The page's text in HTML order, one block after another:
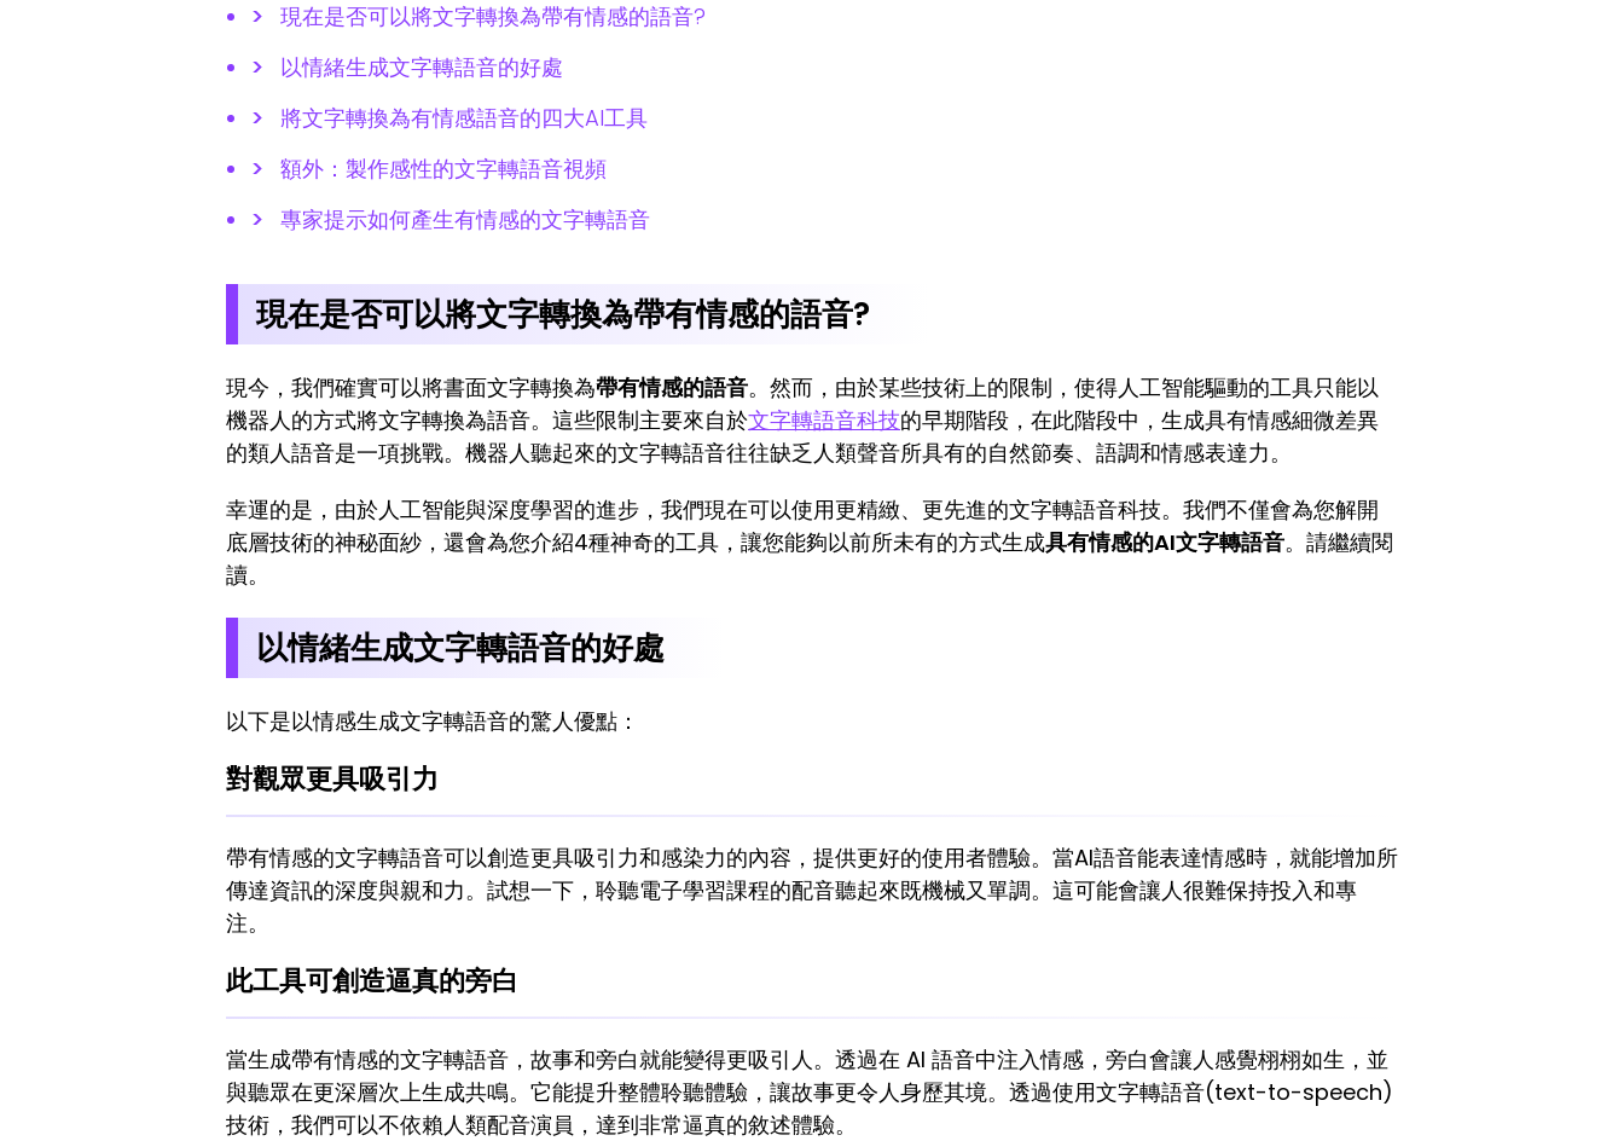
現在是否可以將文字轉換為帶有情感的語音?
以情緒生成文字轉語音的好處
將文字轉換為有情感語音的四大AI工具
額外：製作感性的文字轉語音視頻
專家提示如何產生有情感的文字轉語音
現在是否可以將文字轉換為帶有情感的語音?
現今，我們確實可以將書面文字轉換為帶有情感的語音。然而，由於某些技術上的限制，使得人工智能驅動的工具只能以
機器人的方式將文字轉換為語音。這些限制主要來自於文字轉語音科技的早期階段，在此階段中，生成具有情感細微差異
的類人語音是一項挑戰。機器人聽起來的文字轉語音往往缺乏人類聲音所具有的自然節奏、語調和情感表達力。
幸運的是，由於人工智能與深度學習的進步，我們現在可以使用更精緻、更先進的文字轉語音科技。我們不僅會為您解開
底層技術的神秘面紗，還會為您介紹4種神奇的工具，讓您能夠以前所未有的方式生成具有情感的AI文字轉語音。請繼續閱
讀。
以情緒生成文字轉語音的好處
以下是以情感生成文字轉語音的驚人優點：
對觀眾更具吸引力
帶有情感的文字轉語音可以創造更具吸引力和感染力的內容，提供更好的使用者體驗。當AI語音能表達情感時，就能增加所
傳達資訊的深度與親和力。試想一下，聆聽電子學習課程的配音聽起來既機械又單調。這可能會讓人很難保持投入和專
注。
此工具可創造逼真的旁白
當生成帶有情感的文字轉語音，故事和旁白就能變得更吸引人。透過在 AI 語音中注入情感，旁白會讓人感覺栩栩如生，並
與聽眾在更深層次上生成共鳴。它能提升整體聆聽體驗，讓故事更令人身歷其境。透過使用文字轉語音(text-to-speech)
技術，我們可以不依賴人類配音演員，達到非常逼真的敘述體驗。